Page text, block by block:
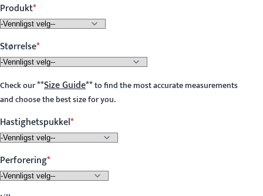
Produkt
Størrelse
Check our**Size Guide**to find the most accurate measurements
and choose the best size for you.
Hastighetspukkel
Perforering